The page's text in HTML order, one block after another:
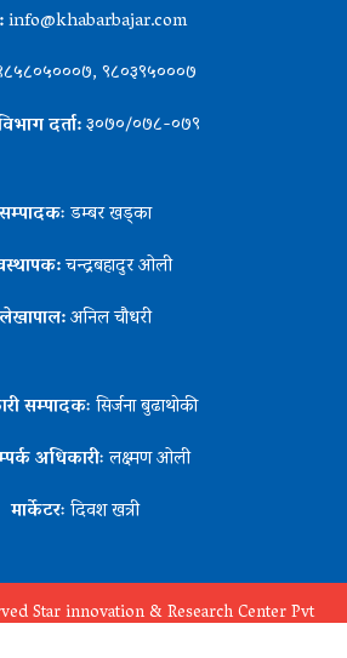
info@khabarbajar.com
९८०३९५०००७
दर्ता:३०७०/०७८-०७९
सम्पादकःडम्बर खड्का
चन्द्रबहादुर ओली
लेखापाल:अनिल चौधरी
सम्पादकःसिर्जना बुढाथोकी
अधिकारीःलक्ष्मण ओली
मार्केटरःदिवश खत्री
Star innovation & Research Center Pvt